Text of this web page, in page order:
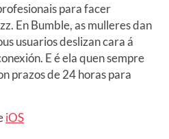
para facer
En Bumble, as mulleres dan
usuarios deslizan cara á
E é ela quen sempre
prazos de 24 horas para
iOS